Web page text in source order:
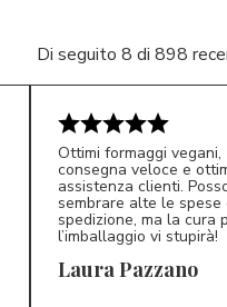
Di seguito 8 di 898
LP 5/5
Ottimi formaggi vegani,
consegna veloce e
assistenza clienti.
sembrare alte le spese
spedizione, ma la cura
l’imballaggio vi stupirà!
Laura Pazzano